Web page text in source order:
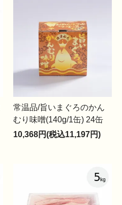
常温品/旨いまぐろのかん
むり味噌(140g/1缶) 24缶
10,368円(税込11,197円)